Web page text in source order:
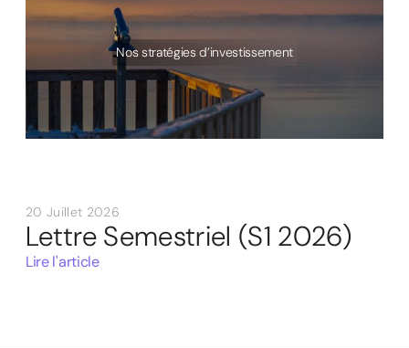
Nos stratégies d’investissement
20 Juillet 2026
Lettre Semestriel (S1 2026)
Lire l'article